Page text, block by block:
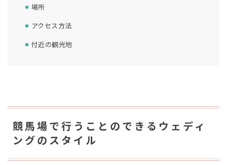
場所
アクセス方法
付近の観光地
競馬場で行うことのできるウェディ
ングのスタイル